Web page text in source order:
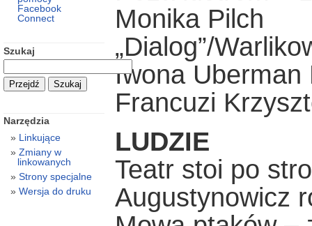
Monika Pilch
„Dialog”/
Iwona Uberman
Francuzi
LUDZIE
Teatr stoi po
Augustynowicz
Facebook
Connect
Szukaj
Narzędzia
Linkujące
Zmiany w
linkowanych
Strony specjalne
Wersja do druku